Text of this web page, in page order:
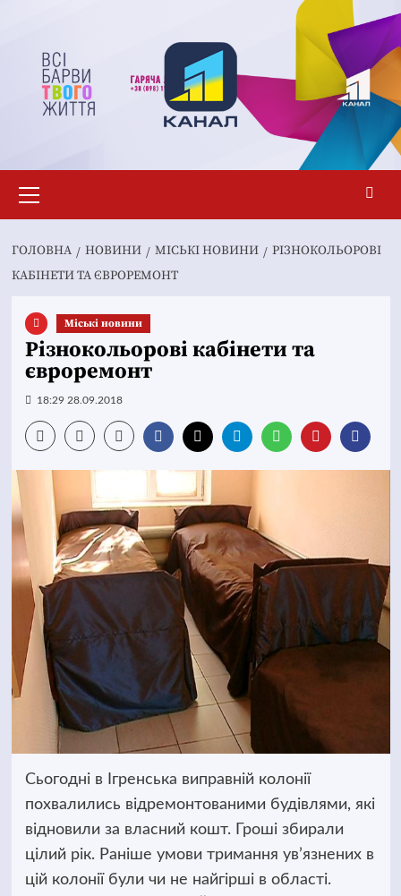
вмісту
меню
ГОЛОВНА НОВИНИ MІСЬКІ НОВИНИ
РІЗНОКОЛЬОРОВІ
КАБІНЕТИ ТА ЄВРОРЕМОНТ
Mіські новини
Різнокольорові кабінети та
євроремонт
18:29 28.09.2018
Сьогодні в Ігренська виправній колонії
похвалились відремонтованими будівлями, які
відновили за власний кошт. Гроші збирали
цілий рік. Раніше умови тримання ув’язнених в
цій колонії були чи не найгірші в області.